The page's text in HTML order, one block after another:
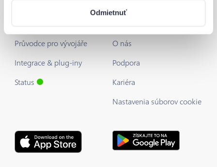
Odmietnuť
Průvodce pro vývojáře
Integrace & plug-iny
Status
O nás
Podpora
Kariéra
Nastavenia súborov cookie